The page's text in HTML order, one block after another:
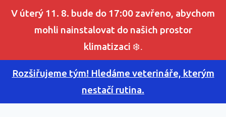
V úterý 11. 8. bude do 17:00 zavřeno, abychom
mohli nainstalovat do našich prostor
klimatizaci ❄️.
Rozšiřujeme tým! Hledáme veterináře, kterým
nestačí rutina.